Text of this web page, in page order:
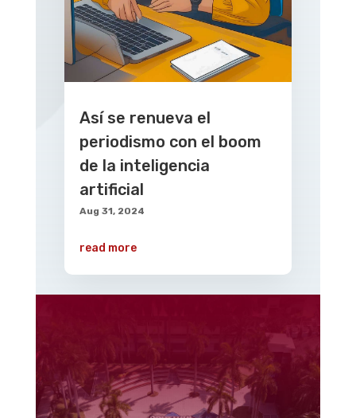
Así se renueva el
periodismo con el boom
de la inteligencia
artificial
Aug 31, 2024
read more